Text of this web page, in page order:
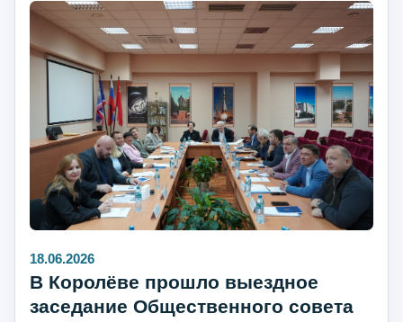
18.06.2026
В Королёве прошло выездное
заседание Общественного совета